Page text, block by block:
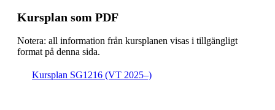
Kursplan som PDF
Notera: all information från kursplanen visas i tillgängligt
format på denna sida.
Kursplan SG1216 (VT 2025–)